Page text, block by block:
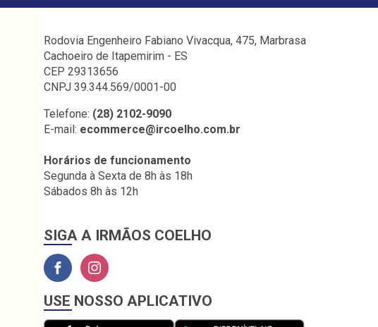
Rodovia Engenheiro Fabiano Vivacqua, 475, Marbrasa
Cachoeiro de Itapemirim - ES
CEP 29313656
CNPJ 39.344.569/0001-00
Telefone: (28) 2102-9090
E-mail: ecommerce@ircoelho.com.br
Horários de funcionamento
Segunda à Sexta de 8h às 18h
Sábados 8h às 12h
SIGA A IRMÃOS COELHO
USE NOSSO APLICATIVO